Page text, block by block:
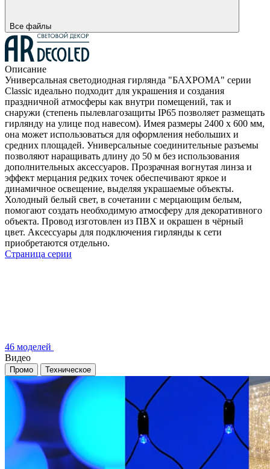
Все файлы
Описание
Универсальная светодиодная гирлянда "БАХРОМА" серии
Classic идеально подходит для украшения и создания
праздничной атмосферы как внутри помещений, так и
снаружи (степень пылевлагозащиты IP65 позволяет размещать
гирлянду на улице под навесом). Имея размеры 2400 x 600 мм,
она может использоваться для оформления небольших и
средних площадей. Универсальные соединительные разъемы
позволяют наращивать длину до 50 м без использования
дополнительных аксессуаров. Прозрачная вогнутая линза и
эффект мерцания редких точек обеспечивают яркое и
динамичное освещение, выделяя украшаемые объекты.
Холодный белый свет, в сочетании с мерцающим белым,
помогают создать необходимую атмосферу для декоративного
объекта. Провод изготовлен из ПВХ и окрашен в чёрный
цвет. Аксессуары для подключения гирлянды к сети
приобретаются отдельно.
Страница серии
46 моделей
Видео
Промо Техническое